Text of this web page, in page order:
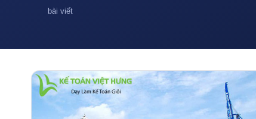
bài viết